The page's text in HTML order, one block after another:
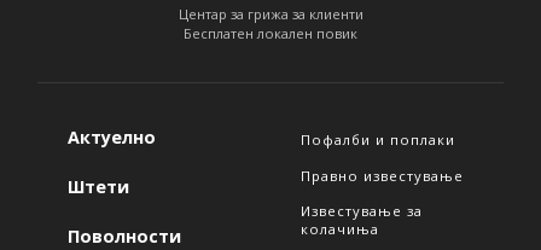
Центар за грижа за клиенти
Бесплатен локален повик
Актуелно
Штети
Поволности
Пофалби и поплаки
Правно известување
Известување за
колачиња